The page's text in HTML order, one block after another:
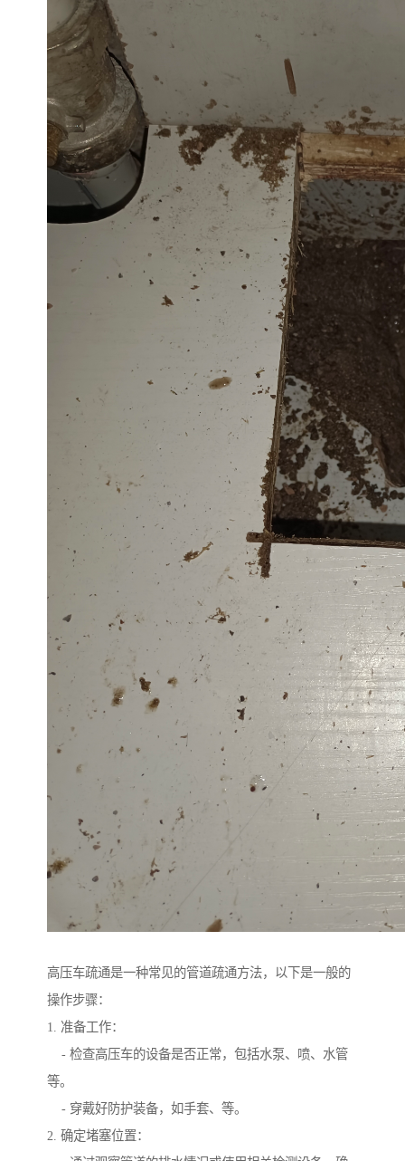
高压车疏通是一种常见的管道疏通方法，以下是一般的
操作步骤：
1. 准备工作：
- 检查高压车的设备是否正常，包括水泵、喷、水管
等。
- 穿戴好防护装备，如手套、等。
2. 确定堵塞位置：